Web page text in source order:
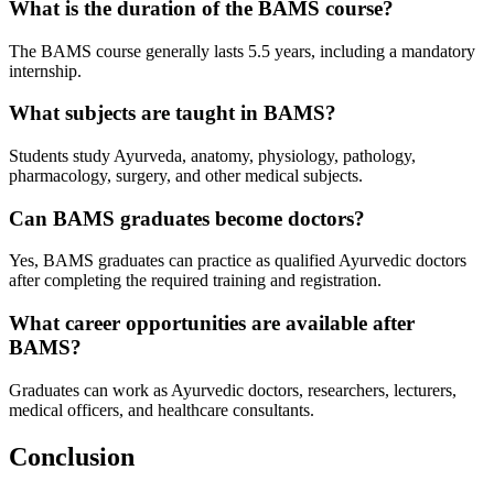
What is the duration of the BAMS course?
The BAMS course generally lasts 5.5 years, including a mandatory
internship.
What subjects are taught in BAMS?
Students study Ayurveda, anatomy, physiology, pathology,
pharmacology, surgery, and other medical subjects.
Can BAMS graduates become doctors?
Yes, BAMS graduates can practice as qualified Ayurvedic doctors
after completing the required training and registration.
What career opportunities are available after
BAMS?
Graduates can work as Ayurvedic doctors, researchers, lecturers,
medical officers, and healthcare consultants.
Conclusion